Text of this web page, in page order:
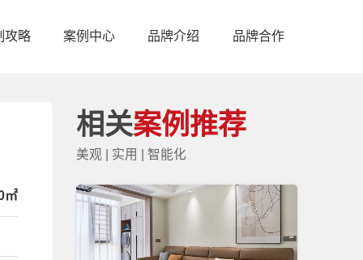
攻略 案例中心
案例中心
品牌介绍
品牌介绍
品牌合作
品牌合作
㎡
相关案例推荐
美观 | 实用 | 智能化